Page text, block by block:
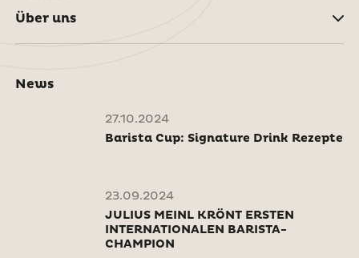
Über uns
News
27.10.2024
Barista Cup: Signature Drink Rezepte
23.09.2024
JULIUS MEINL KRÖNT ERSTEN
INTERNATIONALEN BARISTA-
CHAMPION